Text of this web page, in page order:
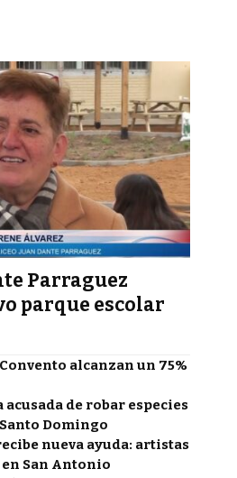
Parraguez
parque escolar
alcanzan un 75%
acusada de robar especies
Domingo
nueva ayuda: artistas
San Antonio